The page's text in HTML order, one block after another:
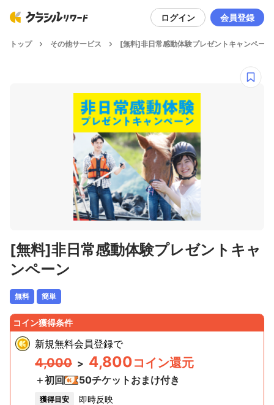
ログイン 会員登録
トップ その他サービス [無料]非日常感動体験プレゼントキャンペーン
[無料]非日常感動体験プレゼントキャ
ンペーン
無料 簡単
コイン獲得条件
新規無料会員登録で
4,000 > 4,800コイン還元
＋初回 50チケットおまけ付き
獲得目安 即時反映